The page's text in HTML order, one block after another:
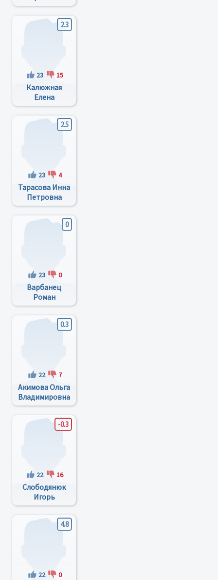
2.3
23 15
Калюжная
Елена
Вячеславовна
2.5
23 4
Тарасова Инна
Петровна
0
23 0
Варбанец
Роман
Анатольевич
0.3
22 7
Акимова Ольга
Владимировна
-0.3
22 16
Слободянюк
Игорь
Витальевич
4.8
22 0